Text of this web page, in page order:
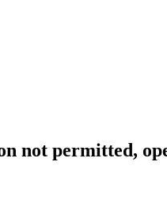
not permitted,